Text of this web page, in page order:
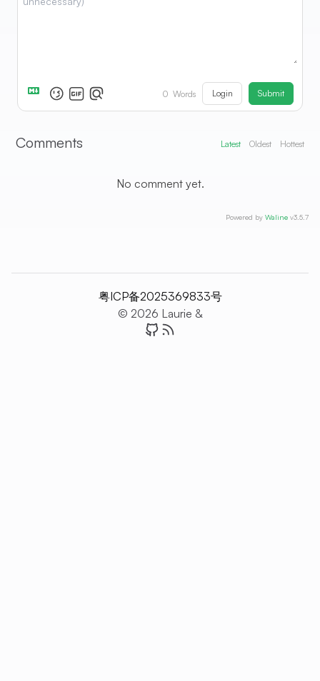
0 Words Login Submit
Comments Latest Oldest Hottest
No comment yet.
Powered by Waline v3.5.7
粤ICP备2025369833号
© 2026 Laurie &